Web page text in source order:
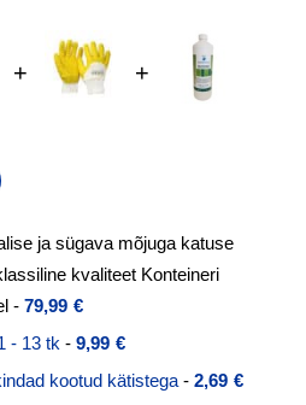
+ +
ja sügava mõjuga katuse
kvaliteet Konteineri
- 79,99 €
- 13 tk - 9,99 €
kootud kätistega - 2,69 €